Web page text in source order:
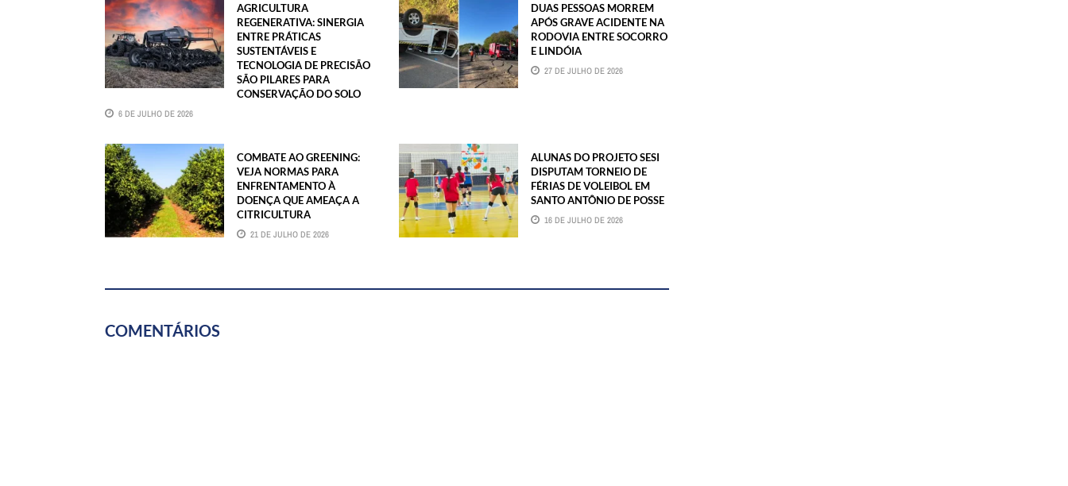
AGRICULTURA
REGENERATIVA: SINERGIA
ENTRE PRÁTICAS
SUSTENTÁVEIS E
TECNOLOGIA DE PRECISÃO
SÃO PILARES PARA
CONSERVAÇÃO DO SOLO
6 DE JULHO DE 2026
DUAS PESSOAS MORREM
APÓS GRAVE ACIDENTE NA
RODOVIA ENTRE SOCORRO
E LINDÓIA
27 DE JULHO DE 2026
COMBATE AO GREENING:
VEJA NORMAS PARA
ENFRENTAMENTO À
DOENÇA QUE AMEAÇA A
CITRICULTURA
21 DE JULHO DE 2026
ALUNAS DO PROJETO SESI
DISPUTAM TORNEIO DE
FÉRIAS DE VOLEIBOL EM
SANTO ANTÔNIO DE POSSE
16 DE JULHO DE 2026
COMENTÁRIOS